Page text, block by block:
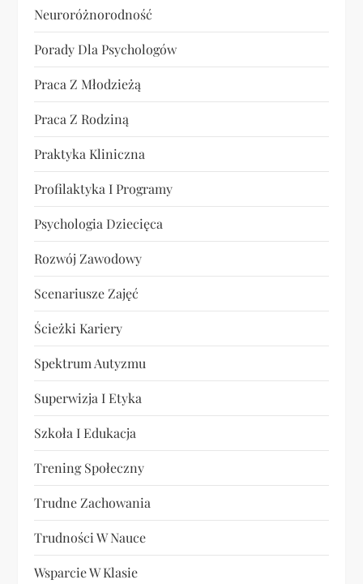
Neuroróżnorodność
Porady Dla Psychologów
Praca Z Młodzieżą
Praca Z Rodziną
Praktyka Kliniczna
Profilaktyka I Programy
Psychologia Dziecięca
Rozwój Zawodowy
Scenariusze Zajęć
Ścieżki Kariery
Spektrum Autyzmu
Superwizja I Etyka
Szkoła I Edukacja
Trening Społeczny
Trudne Zachowania
Trudności W Nauce
Wsparcie W Klasie